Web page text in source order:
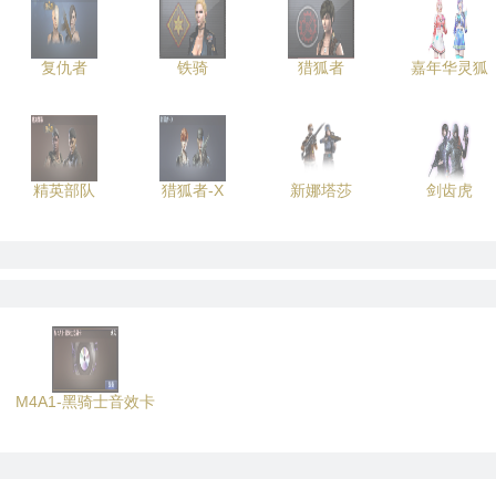
复仇者 铁骑 猎狐者 嘉年华灵狐
精英部队 猎狐者-X 新娜塔莎 剑齿虎
M4A1-黑骑士音效卡